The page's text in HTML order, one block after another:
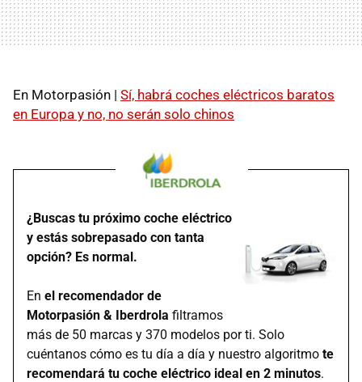
En Motorpasión | Sí, habrá coches eléctricos baratos
en Europa y no, no serán solo chinos
¿Buscas tu próximo coche eléctrico
y estás sobrepasado con tanta
opción? Es normal.
En el recomendador de
Motorpasión & Iberdrola filtramos
más de 50 marcas y 370 modelos por ti. Solo
cuéntanos cómo es tu día a día y nuestro algoritmo te
recomendará tu coche eléctrico ideal en 2 minutos.